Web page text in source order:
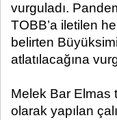
vurguladı.
TOBB’a iletilen
belirten
atlatılacağına
Melek Bar Elmas
olarak yapılan